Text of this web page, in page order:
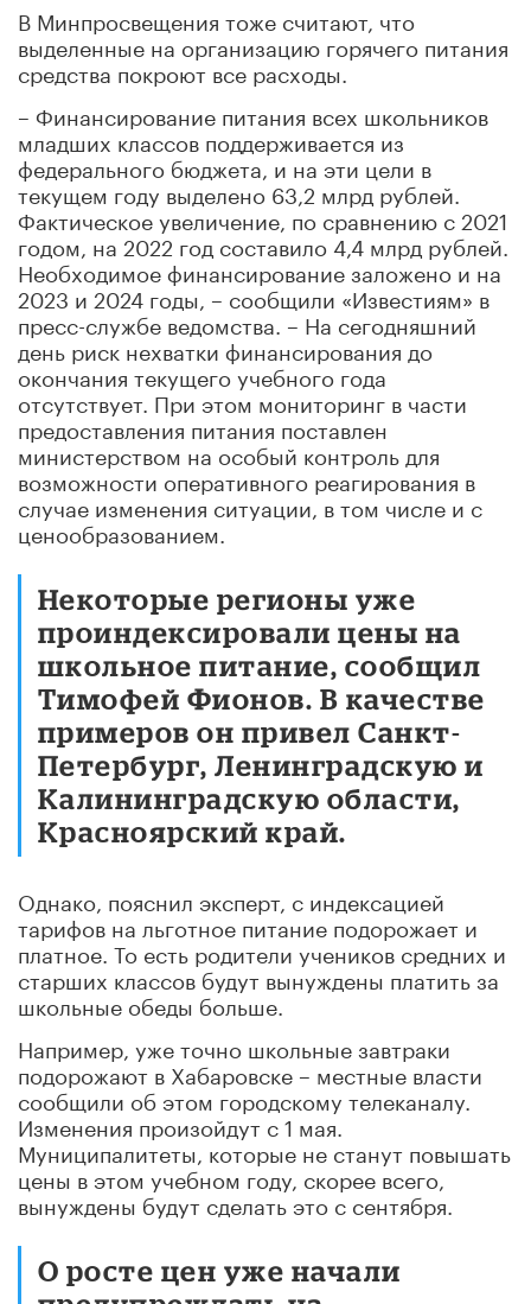
В Минпросвещения тоже считают, что
выделенные на организацию горячего питания
средства покроют все расходы.
– Финансирование питания всех школьников
младших классов поддерживается из
федерального бюджета, и на эти цели в
текущем году выделено 63,2 млрд рублей.
Фактическое увеличение, по сравнению с 2021
годом, на 2022 год составило 4,4 млрд рублей.
Необходимое финансирование заложено и на
2023 и 2024 годы, – сообщили «Известиям» в
пресс-службе ведомства. – На сегодняшний
день риск нехватки финансирования до
окончания текущего учебного года
отсутствует. При этом мониторинг в части
предоставления питания поставлен
министерством на особый контроль для
возможности оперативного реагирования в
случае изменения ситуации, в том числе и с
ценообразованием.
Некоторые регионы уже
проиндексировали цены на
школьное питание, сообщил
Тимофей Фионов. В качестве
примеров он привел Санкт-
Петербург, Ленинградскую и
Калининградскую области,
Красноярский край.
Однако, пояснил эксперт, с индексацией
тарифов на льготное питание подорожает и
платное. То есть родители учеников средних и
старших классов будут вынуждены платить за
школьные обеды больше.
Например, уже точно школьные завтраки
подорожают в Хабаровске – местные власти
сообщили об этом городскому телеканалу.
Изменения произойдут с 1 мая.
Муниципалитеты, которые не станут повышать
цены в этом учебном году, скорее всего,
вынуждены будут сделать это с сентября.
О росте цен уже начали